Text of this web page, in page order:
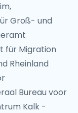
Groß- und
für Migration
Rheinland
Bureau voor
Kalk -